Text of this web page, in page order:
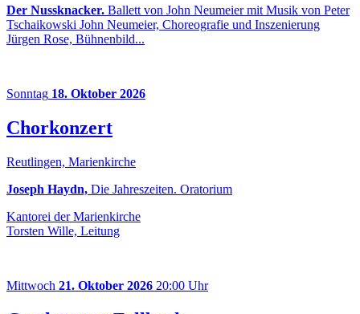
Der Nussknacker. Ballett von John Neumeier mit Musik von Peter
Tschaikowski John Neumeier, Choreografie und Inszenierung
Jürgen Rose, Bühnenbild...
Sonntag 18. Oktober 2026
Chorkonzert
Reutlingen, Marienkirche
Joseph Haydn, Die Jahreszeiten. Oratorium
Kantorei der Marienkirche
Torsten Wille, Leitung
Mittwoch 21. Oktober 2026 20:00 Uhr